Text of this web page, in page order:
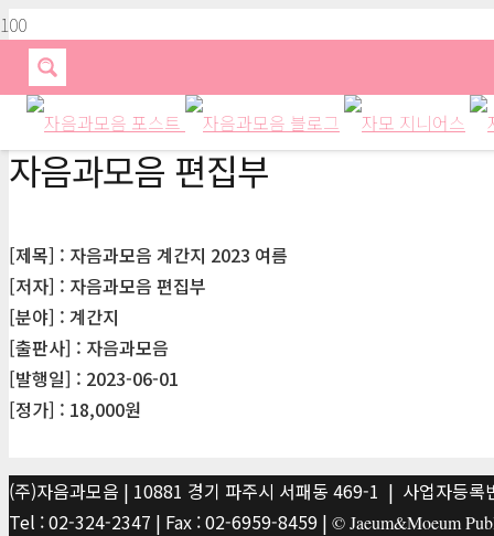
자음과모음 편집부
[제목] : 자음과모음 계간지 2023 여름
[저자] : 자음과모음 편집부
[분야] : 계간지
[출판사] : 자음과모음
[발행일] : 2023-06-01
[정가] : 18,000원
(주)자음과모음 | 10881 경기 파주시 서패동 469-1 | 사업자등
Tel : 02-324-2347 | Fax : 02-6959-8459 | © Jaeum&Moeum